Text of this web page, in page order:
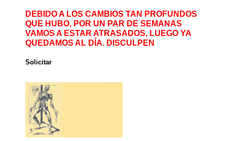
DEBIDO A LOS CAMBIOS TAN PROFUNDOS
QUE HUBO, POR UN PAR DE SEMANAS
VAMOS A ESTAR ATRASADOS, LUEGO YA
QUEDAMOS AL DÍA. DISCULPEN
Solicitar